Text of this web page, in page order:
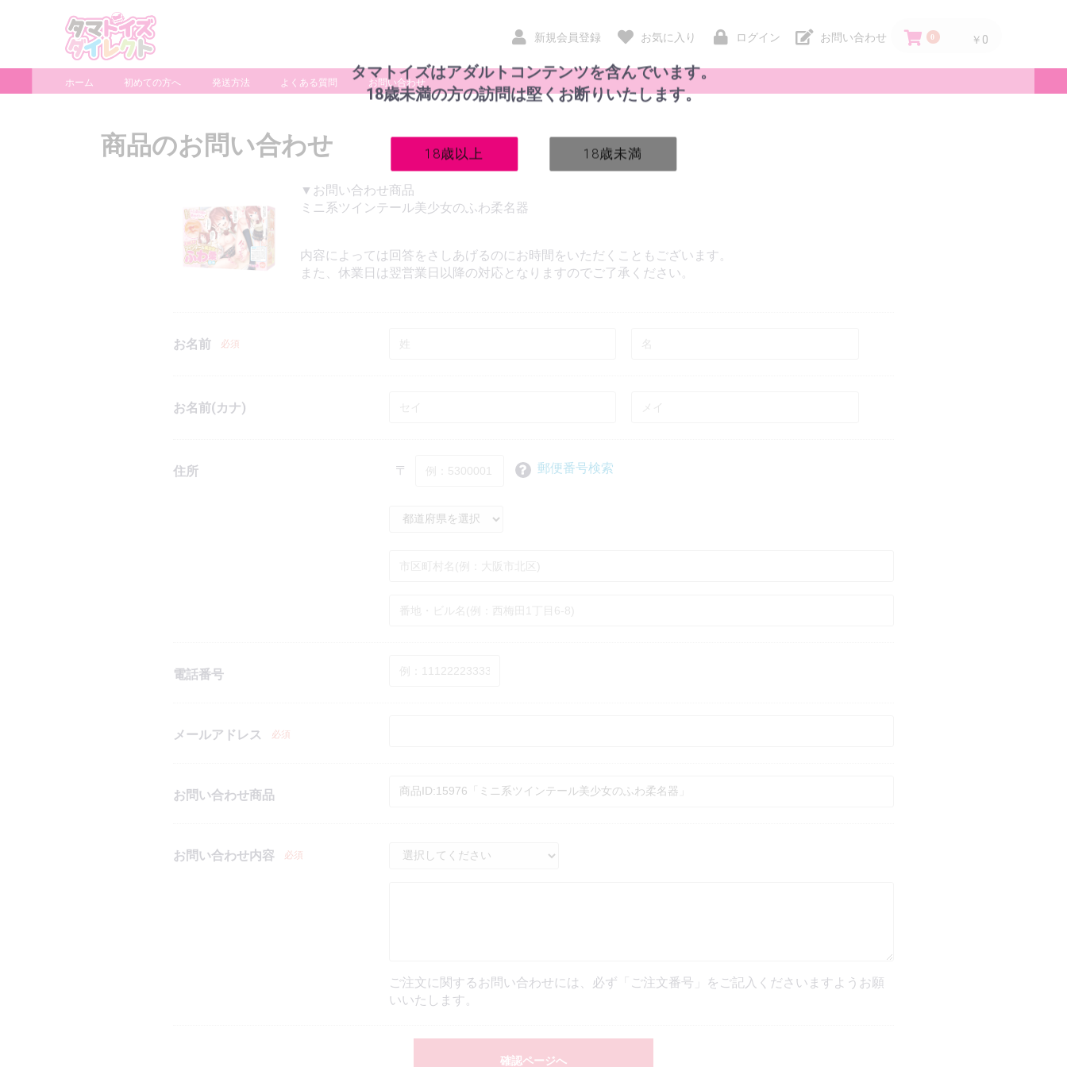
タマトイズはアダルトコンテンツを含んでいます。
18歳未満の方の訪問は堅くお断りいたします。
18歳以上 18歳未満
新規会員登録 お気に入り ログイン お問い合わせ 0 ￥0
ホーム 初めての方へ 発送方法 よくある質問 お問い合わせ
商品のお問い合わせ
▼お問い合わせ商品
ミニ系ツインテール美少女のふわ柔名器
内容によっては回答をさしあげるのにお時間をいただくこともございます。
また、休業日は翌営業日以降の対応となりますのでご了承ください。
お名前 必須
お名前(カナ)
住所 〒 郵便番号検索
電話番号
メールアドレス 必須
お問い合わせ商品
お問い合わせ内容 必須
ご注文に関するお問い合わせには、必ず「ご注文番号」をご記入くださいますようお願
いいたします。
確認ページへ